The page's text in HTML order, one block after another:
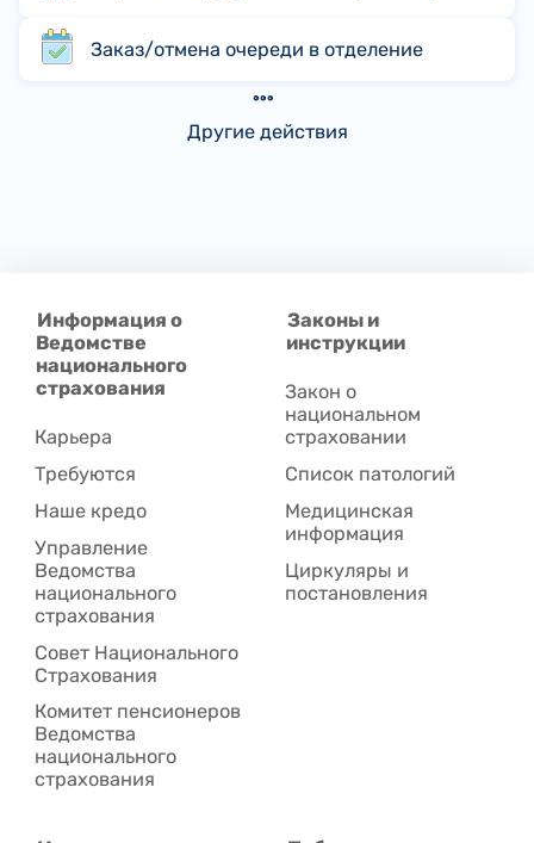
Заказ/отмена очереди в отделение
Другие действия
Информация о
Ведомстве
национального
страхования
Карьера
Требуются
Наше кредо
Управление
Ведомства
национального
страхования
Совет Национального
Cтрахования
Комитет пенсионеров
Ведомства
национального
страхования
Законы и
инструкции
Закон о
национальном
страховании
Список патологий
Медицинская
информация
Циркуляры и
постановления